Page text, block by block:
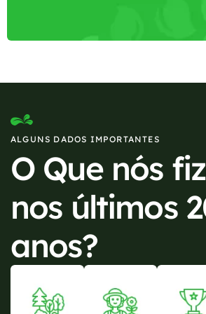
ALGUNS DADOS IMPORTANTES
O Que nós
nos últimos
anos?